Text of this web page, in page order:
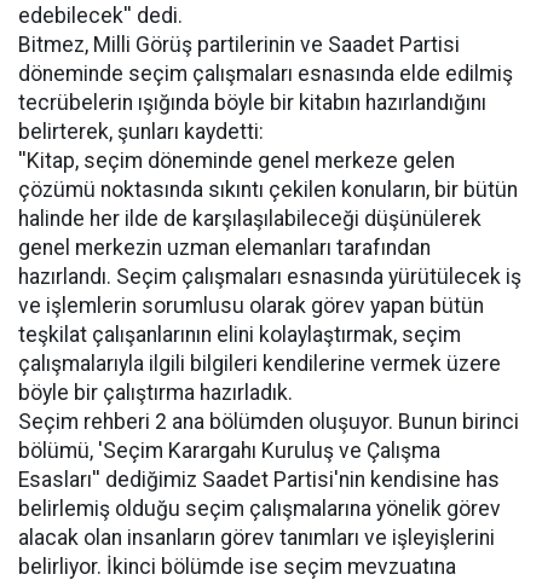
edebilecek'' dedi.
Bitmez, Milli Görüş partilerinin ve Saadet Partisi
döneminde seçim çalışmaları esnasında elde edilmiş
tecrübelerin ışığında böyle bir kitabın hazırlandığını
belirterek, şunları kaydetti:
''Kitap, seçim döneminde genel merkeze gelen
çözümü noktasında sıkıntı çekilen konuların, bir bütün
halinde her ilde de karşılaşılabileceği düşünülerek
genel merkezin uzman elemanları tarafından
hazırlandı. Seçim çalışmaları esnasında yürütülecek iş
ve işlemlerin sorumlusu olarak görev yapan bütün
teşkilat çalışanlarının elini kolaylaştırmak, seçim
çalışmalarıyla ilgili bilgileri kendilerine vermek üzere
böyle bir çalıştırma hazırladık.
Seçim rehberi 2 ana bölümden oluşuyor. Bunun birinci
bölümü, 'Seçim Karargahı Kuruluş ve Çalışma
Esasları'' dediğimiz Saadet Partisi'nin kendisine has
belirlemiş olduğu seçim çalışmalarına yönelik görev
alacak olan insanların görev tanımları ve işleyişlerini
belirliyor. İkinci bölümde ise seçim mevzuatına